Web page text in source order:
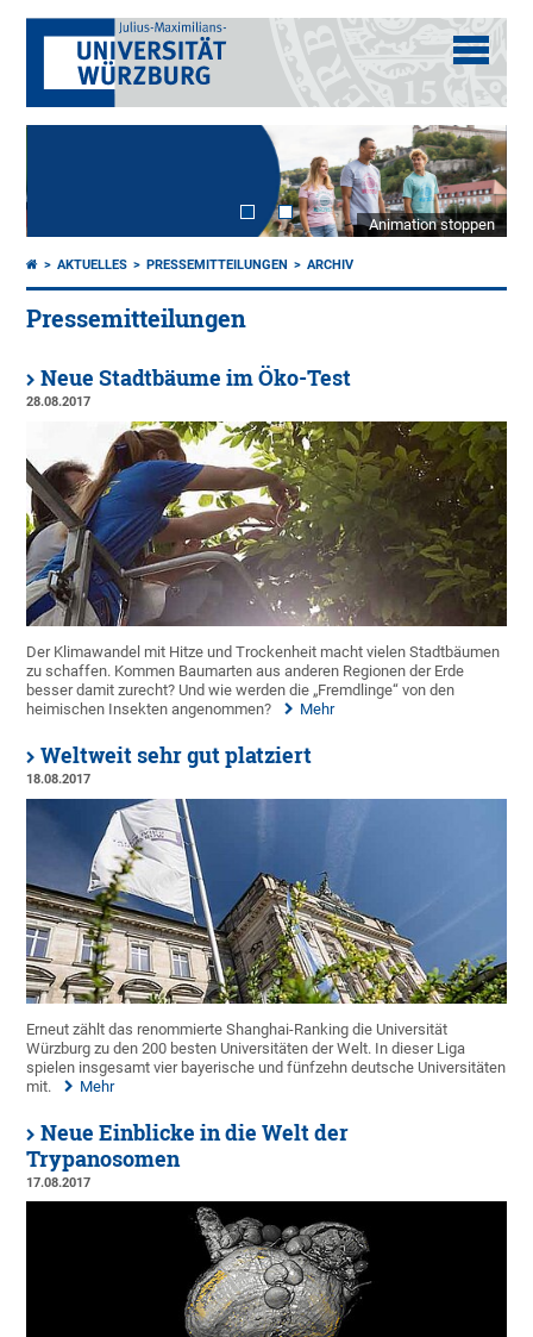
Animation stoppen
AKTUELLES PRESSEMITTEILUNGEN ARCHIV
Pressemitteilungen
Neue Stadtbäume im Öko-Test
28.08.2017
Der Klimawandel mit Hitze und Trockenheit macht vielen Stadtbäumen
zu schaffen. Kommen Baumarten aus anderen Regionen der Erde
besser damit zurecht? Und wie werden die „Fremdlinge“ von den
heimischen Insekten angenommen?
Mehr
Weltweit sehr gut platziert
18.08.2017
Erneut zählt das renommierte Shanghai-Ranking die Universität
Würzburg zu den 200 besten Universitäten der Welt. In dieser Liga
spielen insgesamt vier bayerische und fünfzehn deutsche Universitäten
mit.
Mehr
Neue Einblicke in die Welt der
Trypanosomen
17.08.2017